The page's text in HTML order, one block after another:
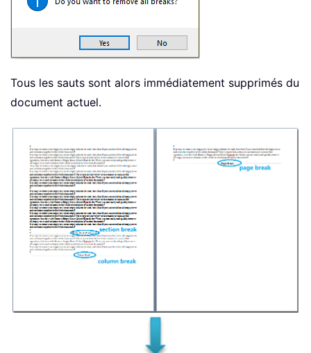
Tous les sauts sont alors immédiatement supprimés du
document actuel.